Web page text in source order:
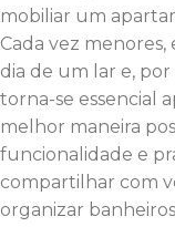
mobiliar um
Cada vez menores,
dia de um lar e,
torna-se essencial
melhor maneira
funcionalidade e
compartilhar com
organizar